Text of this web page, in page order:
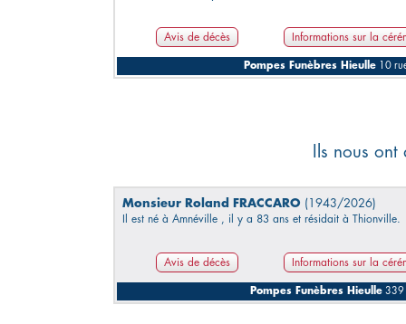
Avis de décès Informations sur la
Pompes Funèbres Hieulle 10
Ils nous
Monsieur Roland FRACCARO (1943/2026)
Il est né à Amnéville , il y a 83 ans et résidait à Thionville.
Avis de décès Informations sur la
Pompes Funèbres Hieulle 339